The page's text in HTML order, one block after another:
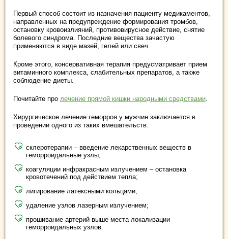
Первый способ состоит из назначения пациенту медикаментов,
направленных на предупреждение формирования тромбов,
остановку кровоизлияний, противовирусное действие, снятие
болевого синдрома. Последние вещества зачастую
применяются в виде мазей, гелей или свеч.
Кроме этого, консервативная терапия предусматривает прием
витаминного комплекса, слабительных препаратов, а также
соблюдение диеты.
Почитайте про лечение прямой кишки народными средствами.
Хирургическое лечение геморроя у мужчин заключается в
проведении одного из таких вмешательств:
склеротерапии – введение лекарственных веществ в
геморроидальные узлы;
коагуляции инфракрасным излучением – остановка
кровотечений под действием тепла;
лигирование латексными кольцами;
удаление узлов лазерным излучением;
прошивание артерий выше места локализации
геморроидальных узлов.